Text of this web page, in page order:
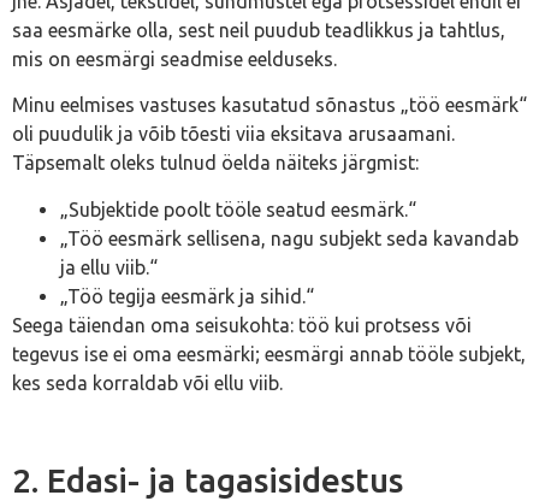
saa eesmärke olla, sest neil puudub teadlikkus ja tahtlus,
mis on eesmärgi seadmise eelduseks.
Minu eelmises vastuses kasutatud sõnastus „töö eesmärk“
oli puudulik ja võib tõesti viia eksitava arusaamani.
Täpsemalt oleks tulnud öelda näiteks järgmist:
„Subjektide poolt tööle seatud eesmärk.“
„Töö eesmärk sellisena, nagu subjekt seda kavandab
ja ellu viib.“
„Töö tegija eesmärk ja sihid.“
Seega täiendan oma seisukohta: töö kui protsess või
tegevus ise ei oma eesmärki; eesmärgi annab tööle subjekt,
kes seda korraldab või ellu viib.
2. Edasi- ja tagasisidestus